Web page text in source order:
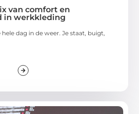
van comfort en
in werkkleding
dag in de weer. Je staat, buigt,